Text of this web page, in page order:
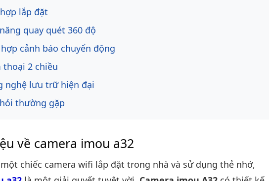
lắp đặt
quay quét 360 độ
cảnh báo chuyển động
thoại 2 chiều
nghệ lưu trữ hiện đại
thường gặp
về camera imou a32
chiếc camera wifi lắp đặt trong nhà và sử dụng thẻ nhớ,